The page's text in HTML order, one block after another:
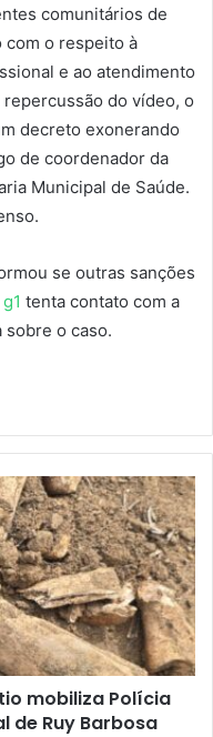
comunitários de
com o respeito à
e ao atendimento
do vídeo, o
decreto exonerando
de coordenador da
Municipal de Saúde.
se outras sanções
g1 tenta contato com a
o caso.
mobiliza Polícia
de Ruy Barbosa